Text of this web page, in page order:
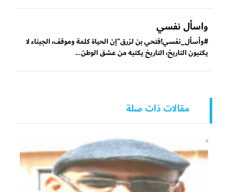
واسأل نفسي
#وأسأل_نفسي!فتحي بن لزرق"إن الحياة كلمة وموقف، الجبناء لا
يكتبون التاريخ، التاريخ يكتبه من عشق الوطن...
مقالات ذات صلة